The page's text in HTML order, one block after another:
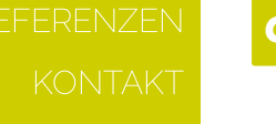
KONTAKT